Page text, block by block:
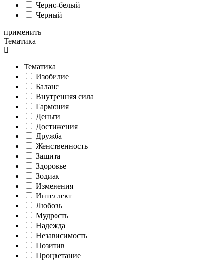
Черно-белый
Черный
применить
Тематика
Тематика
Изобилие
Баланс
Внутренняя сила
Гармония
Деньги
Достижения
Дружба
Женственность
Защита
Здоровье
Зодиак
Изменения
Интеллект
Любовь
Мудрость
Надежда
Независимость
Позитив
Процветание